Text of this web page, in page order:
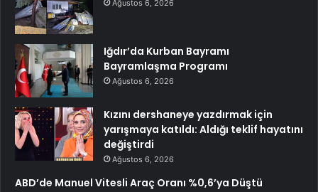
Ağustos 6, 2026
Iğdır’da Kurban Bayramı
Bayramlaşma Programı
Ağustos 6, 2026
Kızını dershaneye yazdırmak için
yarışmaya katıldı: Aldığı teklif hayatını
değiştirdi
Ağustos 6, 2026
ABD’de Manuel Vitesli Araç Oranı %0,6’ya Düştü